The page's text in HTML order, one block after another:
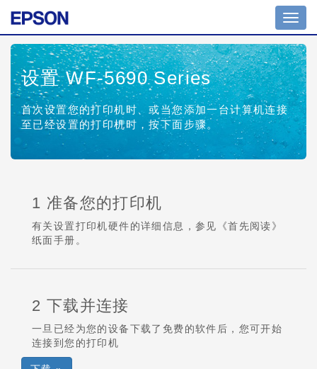
设置 WF-5690 Series
首次设置您的打印机时、或当您添加一台计算机连接
至已经设置的打印机时，按下面步骤。
1 准备您的打印机
有关设置打印机硬件的详细信息，参见《首先阅读》
纸面手册。
2 下载并连接
一旦已经为您的设备下载了免费的软件后，您可开始
连接到您的打印机